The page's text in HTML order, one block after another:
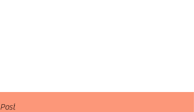
Post